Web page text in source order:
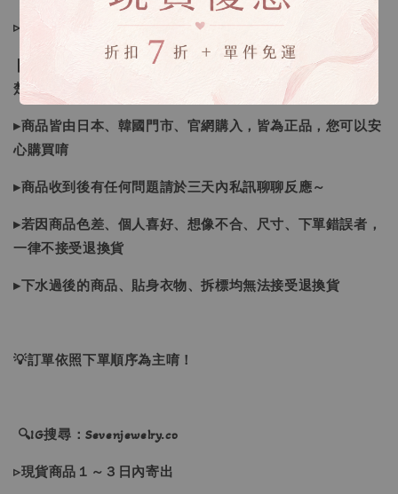
▹預購商品７～２１日（不含假日）寄出，如遇缺貨請見諒！
❙ 本賣場不接受下標後要求取消訂單（下標前請三思與看清
楚）❙
▸商品皆由日本、韓國門市、官網購入，皆為正品，您可以安
心購買唷
▸商品收到後有任何問題請於三天內私訊聊聊反應～
▸若因商品色差、個人喜好、想像不合、尺寸、下單錯誤者，
一律不接受退換貨
▸下水過後的商品、貼身衣物、拆標均無法接受退換貨
💡訂單依照下單順序為主唷！
🔍IG搜尋：Sevenjewelry.co
▹現貨商品１～３日內寄出